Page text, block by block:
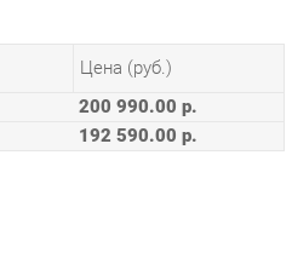
192 590.00 р.